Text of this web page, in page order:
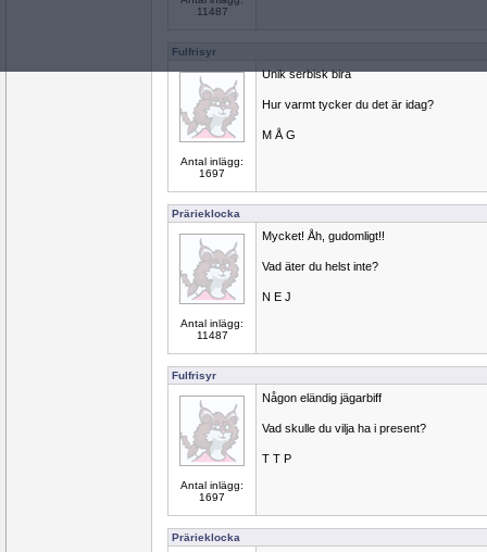
11487
Fulfrisyr
Antal inlägg:
1697
Unik serbisk bira
Hur varmt tycker du det är idag?
M Å G
Prärieklocka
Antal inlägg:
11487
Mycket! Åh, gudomligt!!
Vad äter du helst inte?
N E J
Fulfrisyr
Antal inlägg:
1697
Någon eländig jägarbiff
Vad skulle du vilja ha i present?
T T P
Prärieklocka